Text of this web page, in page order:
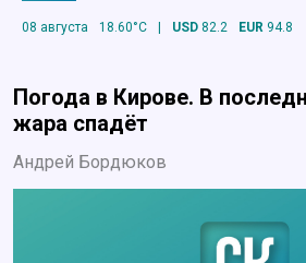
08 августа 18.60°C | USD 82.2 EUR 94.8
Погода в Кирове. В
жара спадёт
Андрей Бордюков